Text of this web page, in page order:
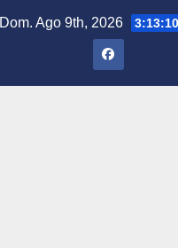
Dom. Ago 9th, 2026